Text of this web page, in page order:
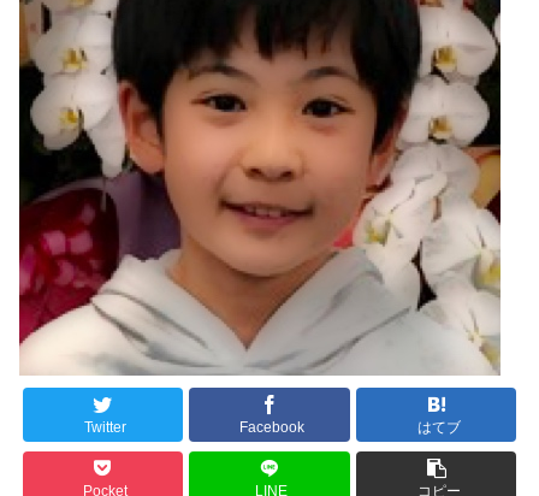
Twitter Facebook はてブ
Pocket LINE コピー